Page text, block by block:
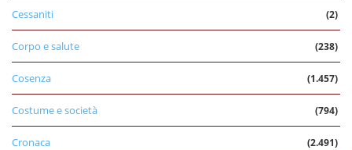
Cessaniti (2)
Corpo e salute (238)
Cosenza (1.457)
Costume e società (794)
Cronaca (2.491)